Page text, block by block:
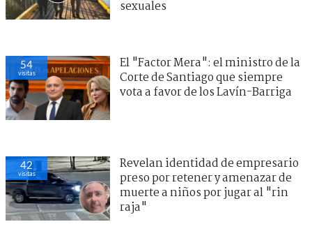
sexuales
54
visitas
El "Factor Mera": el ministro de la
Corte de Santiago que siempre
vota a favor de los Lavín-Barriga
42
visitas
Revelan identidad de empresario
preso por retener y amenazar de
muerte a niños por jugar al "rin
raja"